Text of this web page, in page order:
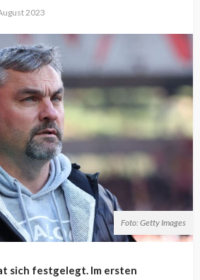
2023
Foto: Getty Images
sich festgelegt. Im ersten